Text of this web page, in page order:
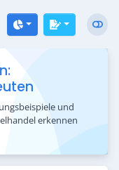
und
erkennen